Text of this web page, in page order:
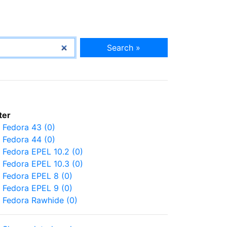
Search »
Fedora 43 (0)
Fedora 44 (0)
Fedora EPEL 10.2 (0)
Fedora EPEL 10.3 (0)
Fedora EPEL 8 (0)
Fedora EPEL 9 (0)
Fedora Rawhide (0)